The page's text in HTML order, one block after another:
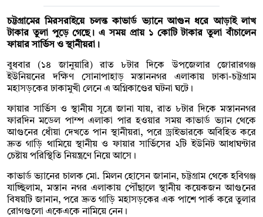
চট্টগ্রামের মিরসরাইয়ে চলন্ত কাভার্ড ভ্যানে আগুন ধরে আড়াই লাখ
টাকার তুলা পুড়ে গেছে। এ সময় প্রায় ১ কোটি টাকার তুলা বাঁচালেন
ফায়ার সার্ভিস ও স্থানীয়রা।
বুধবার (১৪ জানুয়ারি) রাত ৮টার দিকে উপজেলার জোরারগঞ্জ
ইউনিয়নের দক্ষিণ সোনাপাহাড় মস্তাননগর এলাকায় ঢাকা-চট্টগ্রাম
মহাসড়কের ঢাকামুখী লেনে এ অগ্নিকাণ্ডের ঘটনা ঘটে।
ফায়ার সার্ভিস ও স্থানীয় সূত্রে জানা যায়, রাত ৮টার দিকে মস্তাননগর
ফারদিন মডেল পাম্প এলাকা পার হওয়ার সময় কাভার্ড ভ্যান থেকে
আগুনের ধোঁয়া দেখতে পান স্থানীয়রা, পরে ড্রাইভারকে অবিহিত করে
দ্রুত গাড়ি থামিয়ে স্থানীয় ও ফায়ার সার্ভিসের ২টি ইউনিট আধাঘন্টার
চেষ্টায় পরিস্থিতি নিয়ন্ত্রণে নিয়ে আসে।
কাভার্ড ভ্যানের চালক মো. মিলন হোসেন জানান, চট্টগ্রাম থেকে হবিগঞ্জ
যাচ্ছিলাম, মস্তান নগর এলাকায় পৌঁছালে স্থানীয় কয়েকজন আগুনের
বিষয়টি জানান, পরে দ্রুত গাড়ি মহাসড়কের এক পাশে পার্ক করে তুলার
রোগগুলো একেএকে নামিয়ে নেন।